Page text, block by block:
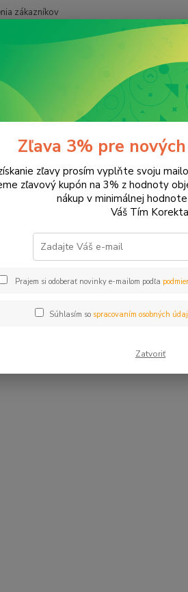
zákazníkov
a náplne do tlačiarní Konica Minolta
Color 1650
nebol nájdený žiadny tovar.
Zľava 3% pre
zľavy prosím vyplňte svoju
zľavový kupón na 3% z hodnoty
nákup v minimálnej
Váš Tím
Prajem si odoberať novinky e-mailom podľa
Súhlasím so spracovaním osobných
Zatvoriť